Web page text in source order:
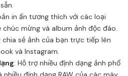
in ấn tương thích với các loại
mừng và album ảnh độc đáo.
chia sẻ ảnh của bạn trực tiếp lên
và Instagram.
: Hỗ trợ nhiều định dạng ảnh phổ